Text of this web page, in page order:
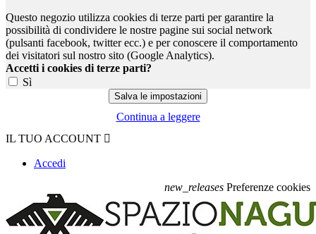
Questo negozio utilizza cookies di terze parti per garantire la
possibilità di condividere le nostre pagine sui social network
(pulsanti facebook, twitter ecc.) e per conoscere il comportamento
dei visitatori sul nostro sito (Google Analytics).
Accetti i cookies di terze parti?
Sì
Continua a leggere
IL TUO ACCOUNT 
Accedi
new_releases Preferenze cookies